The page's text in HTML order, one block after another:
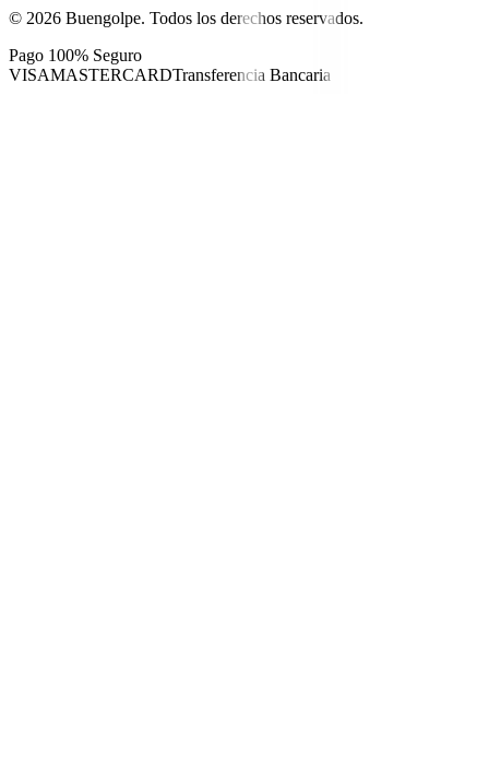
© 2026 Buengolpe. Todos los derechos reservados.
Pago 100% Seguro
VISAMASTERCARDTransferencia Bancaria